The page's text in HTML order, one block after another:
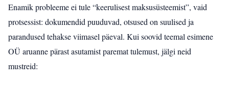
Enamik probleeme ei tule “keerulisest maksusüsteemist”, vaid
protsessist: dokumendid puuduvad, otsused on suulised ja
parandused tehakse viimasel päeval. Kui soovid teemal esimene
OÜ aruanne pärast asutamist paremat tulemust, jälgi neid
mustreid: